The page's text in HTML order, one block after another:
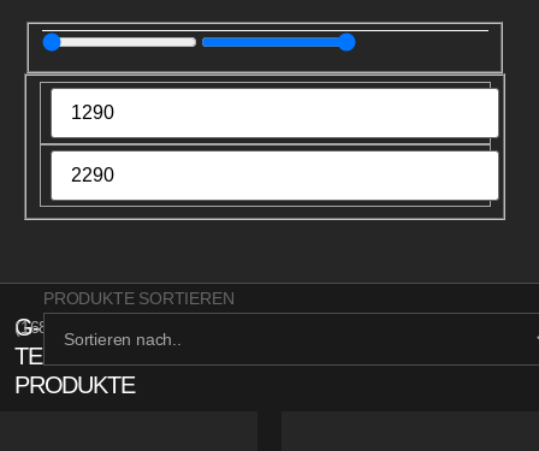
G-
TECH
PRODUKTE
(168
PRODUKTE SORTIEREN